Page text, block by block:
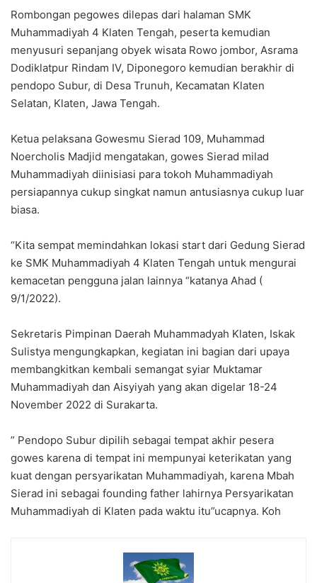
Rombongan pegowes dilepas dari halaman SMK
Muhammadiyah 4 Klaten Tengah, peserta kemudian
menyusuri sepanjang obyek wisata Rowo jombor, Asrama
Dodiklatpur Rindam IV, Diponegoro kemudian berakhir di
pendopo Subur, di Desa Trunuh, Kecamatan Klaten
Selatan, Klaten, Jawa Tengah.
Ketua pelaksana Gowesmu Sierad 109, Muhammad
Noercholis Madjid mengatakan, gowes Sierad milad
Muhammadiyah diinisiasi para tokoh Muhammadiyah
persiapannya cukup singkat namun antusiasnya cukup luar
biasa.
“Kita sempat memindahkan lokasi start dari Gedung Sierad
ke SMK Muhammadiyah 4 Klaten Tengah untuk mengurai
kemacetan pengguna jalan lainnya “katanya Ahad (
9/1/2022).
Sekretaris Pimpinan Daerah Muhammadyah Klaten, Iskak
Sulistya mengungkapkan, kegiatan ini bagian dari upaya
membangkitkan kembali semangat syiar Muktamar
Muhammadiyah dan Aisyiyah yang akan digelar 18-24
November 2022 di Surakarta.
” Pendopo Subur dipilih sebagai tempat akhir pesera
gowes karena di tempat ini mempunyai keterikatan yang
kuat dengan persyarikatan Muhammadiyah, karena Mbah
Sierad ini sebagai founding father lahirnya Persyarikatan
Muhammadiyah di Klaten pada waktu itu”ucapnya. Koh